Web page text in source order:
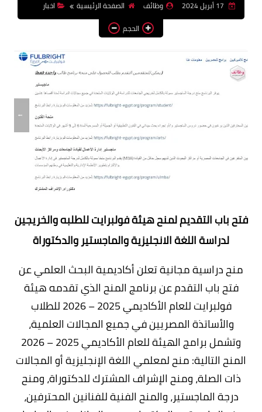
وظائف اعضاء هيئة تدريس
بالجامعات والمعاهد
وظائف الصفحة الرئيسية
اخبار
الحجم
فتح باب التقديم لمنح هيئة فولبرايت للطلبه والخريجين
لدراسة اللغة الانجليزية والماجستير والدكتوراة
منح دراسية مجانية تعلن أكاديمية البحث العلمي عن
فتح باب التقدم عن برنامج المنح الذي تقدمه هيئة
فولبرايت للعام الأكاديمي 2025 – 2026 للطلاب
والأساتذة المصريين في جميع المجالات العلمية،
وتشمل برامج الهيئة للعام الأكاديمي 2025 – 2026
المنح التالية: منح لمعلمي اللغة الإنجليزية أو المجالات
ذات الصلة، ومنح الإشراف المشترك للدكتوراة، ومنح
درجة الماجستير، والمنح الفنية للفنانين المحترفين،